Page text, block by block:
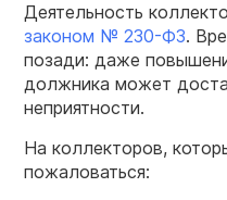
Деятельность
законом № 230-ФЗ.
позади: даже
должника может
неприятности.
На коллекторов,
пожаловаться: